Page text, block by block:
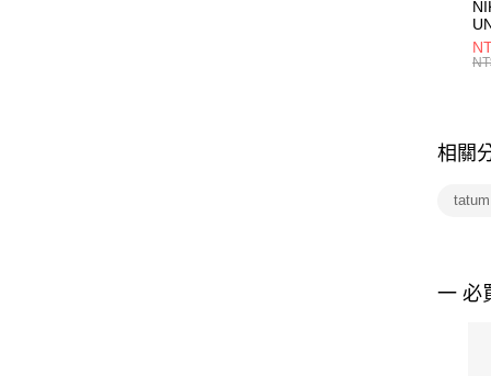
統
相關
一 必